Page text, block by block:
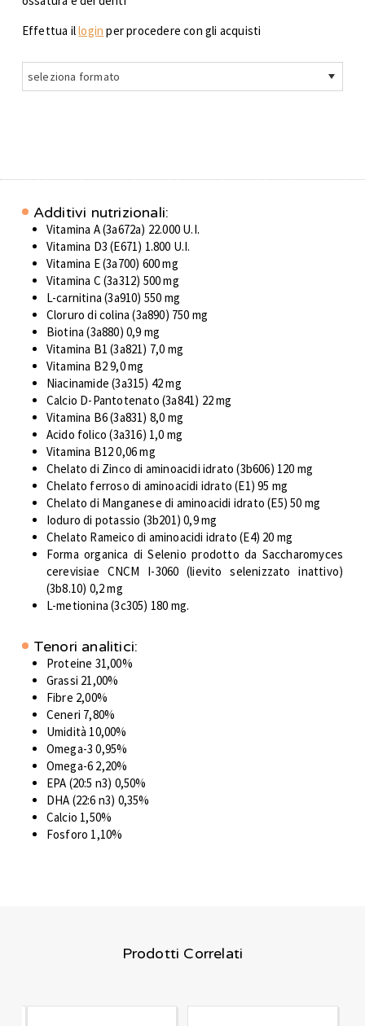
Effettua illogin per procedere con gli acquisti
seleziona formato
Additivi nutrizionali:
Vitamina A (3a672a) 22.000 U.I.
Vitamina D3 (E671) 1.800 U.I.
Vitamina E (3a700) 600 mg
Vitamina C (3a312) 500 mg
L-carnitina (3a910) 550 mg
Cloruro di colina (3a890) 750 mg
Biotina (3a880) 0,9 mg
Vitamina B1 (3a821) 7,0 mg
Vitamina B2 9,0 mg
Niacinamide (3a315) 42 mg
Calcio D-Pantotenato (3a841) 22 mg
Vitamina B6 (3a831) 8,0 mg
Acido folico (3a316) 1,0 mg
Vitamina B12 0,06 mg
Chelato di Zinco di aminoacidi idrato (3b606) 120 mg
Chelato ferroso di aminoacidi idrato (E1) 95 mg
Chelato di Manganese di aminoacidi idrato (E5) 50 mg
Ioduro di potassio (3b201) 0,9 mg
Chelato Rameico di aminoacidi idrato (E4) 20 mg
Forma organica di Selenio prodotto da Saccharomyces
cerevisiae CNCM I-3060 (lievito selenizzato inattivo)
(3b8.10) 0,2 mg
L-metionina (3c305) 180 mg.
Tenori analitici:
Proteine 31,00%
Grassi 21,00%
Fibre 2,00%
Ceneri 7,80%
Umidità 10,00%
Omega-3 0,95%
Omega-6 2,20%
EPA (20:5 n3) 0,50%
DHA (22:6 n3) 0,35%
Calcio 1,50%
Fosforo 1,10%
Prodotti Correlati